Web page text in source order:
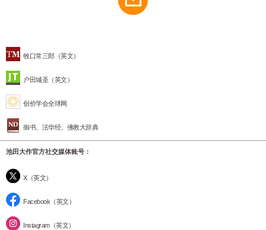
牧口常三郎（英文）
户田城圣（英文）
创价学会全球网
御书、法华经、佛教大辞典
池田大作官方社交媒体账号：
X（英文）
Facebook（英文）
Instagram（英文）